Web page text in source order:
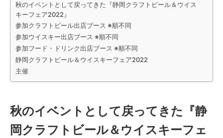
秋のイベントとして戻ってきた『静岡クラフトビール＆ウイス
キーフェア2022』
参加クラフトビール出店ブース ※順不同
参加ウイスキー出店ブース ※順不同
参加フード・ドリンク出店ブース ※順不同
静岡クラフトビール＆ウイスキーフェア2022
主催
秋のイベントとして戻ってきた『静
岡クラフトビール＆ウイスキーフェ